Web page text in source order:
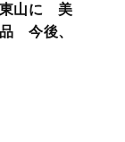
山に 美
今後、